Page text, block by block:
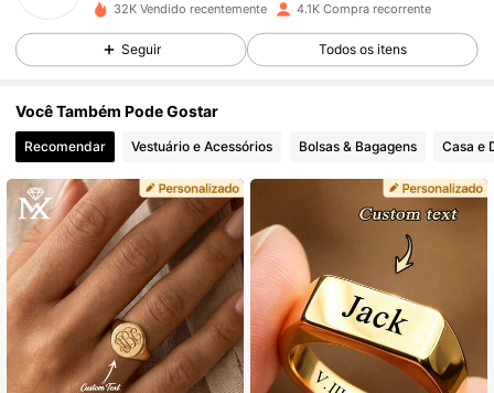
4,83 2.9K Seguidores
4,83
4,83 2.9K Seguidores
4,83 2.9K Seguidores
4,83 2.9K Seguidores
32K Vendido recentemente 4.1K Compra recorrente
Seguir Todos os itens
Você Também Pode Gostar
Recomendar Vestuário e Acessórios Bolsas & Bagagens Casa e